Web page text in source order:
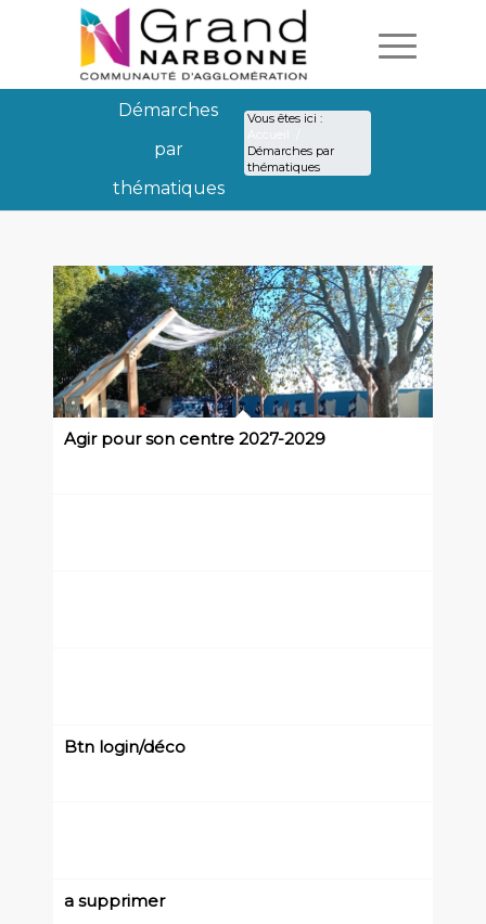
Démarches
par
thématiques
Vous êtes ici :
Démarches par
thématiques
Démarches par
Agir pour son centre 2027-2029
Btn login/déco
a supprimer